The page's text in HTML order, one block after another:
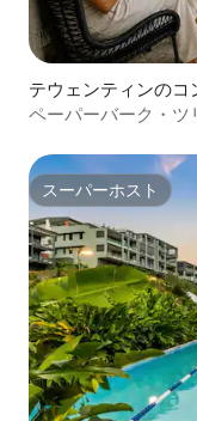
テウェンティンのコ
ペーパーバーク・ツ
スーパーホスト
スーパーホスト